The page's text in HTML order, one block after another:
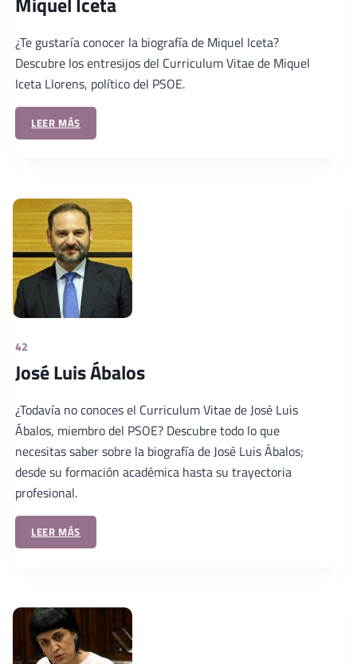
¿Te gustaría conocer la biografía de Miquel Iceta?
Descubre los entresijos del Curriculum Vitae de Miquel
Iceta Llorens, político del PSOE.
LEER MÁS
42
José Luis Ábalos
¿Todavía no conoces el Curriculum Vitae de José Luis
Ábalos, miembro del PSOE? Descubre todo lo que
necesitas saber sobre la biografía de José Luis Ábalos;
desde su formación académica hasta su trayectoria
profesional.
LEER MÁS